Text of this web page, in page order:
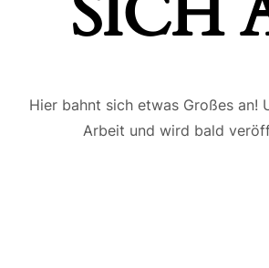
Hier bahnt sich etwas Großes an!
Arbeit und wird bald